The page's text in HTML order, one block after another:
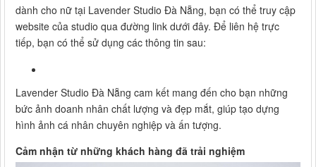
dành cho nữ tại Lavender Studio Đà Nẵng, bạn có thể truy cập
website của studio qua đường link dưới đây. Để liên hệ trực
tiếp, bạn có thể sử dụng các thông tin sau:
Lavender Studio Đà Nẵng cam kết mang đến cho bạn những
bức ảnh doanh nhân chất lượng và đẹp mắt, giúp tạo dựng
hình ảnh cá nhân chuyên nghiệp và ấn tượng.
Cảm nhận từ những khách hàng đã trải nghiệm